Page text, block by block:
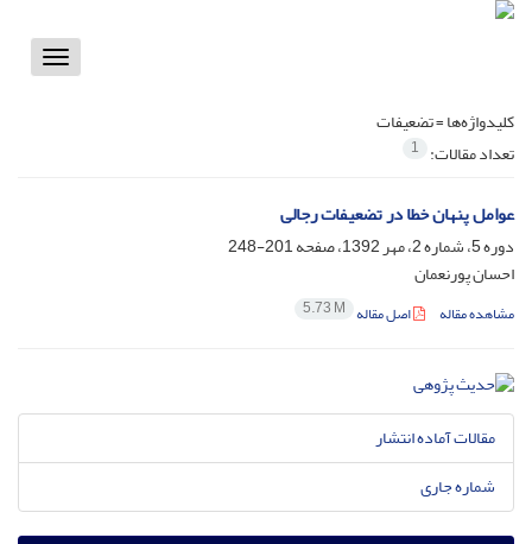
Toggle
کلیدواژه‌ها =تضعیفات
تعداد مقالات: 1
عوامل پنهان خطا در تضعیفات رجالی
دوره 5، شماره 2، مهر 1392، صفحه
201-248
احسان پورنعمان
مشاهده مقاله اصل مقاله 5.73 M
مقالات آماده انتشار
شماره جاری